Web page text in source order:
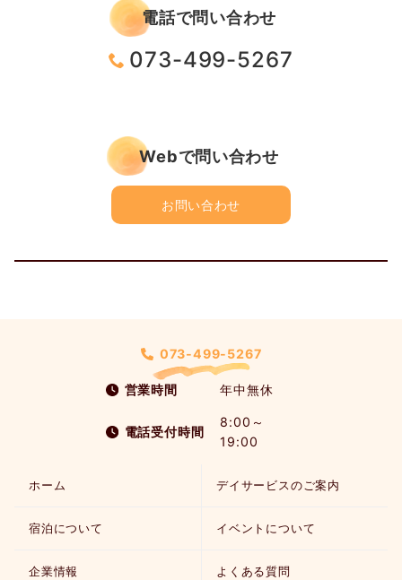
電話で問い合わせ
073-499-5267
Webで問い合わせ
お問い合わせ
073-499-5267
営業時間 年中無休
電話受付時間
8:00～
19:00
ホーム デイサービスのご案内
宿泊について イベントについて
企業情報 よくある質問